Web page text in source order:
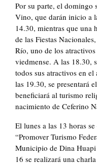
Por su parte, el domingo
Vino, que darán inicio a
14.30, mientras que una
de las Fiestas
Río, uno de los
viedmense. A las 18.30,
todos sus atractivos en
las 19.30, se presentará
beneficiará al turismo
nacimiento de Ceferino
El lunes a las 13 horas
“Promover Turismo
Municipio de Dina
16 se realizará una